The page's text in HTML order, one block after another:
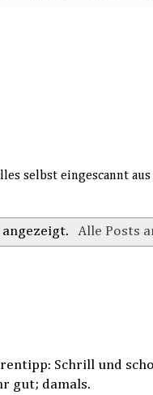
selbst eingescannt
Alle Posts
Schrill und
gut; damals.